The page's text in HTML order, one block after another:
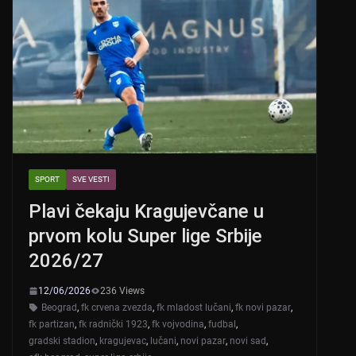
SPORT SVE VESTI
Plavi čekaju Kragujevčane u
prvom kolu Super lige Srbije
2026/27
12/06/2026
236 Views
Beograd, fk crvena zvezda, fk mladost lučani, fk novi pazar,
fk partizan, fk radnički 1923, fk vojvodina, fudbal,
gradski stadion, kragujevac, lučani, novi pazar, novi sad,